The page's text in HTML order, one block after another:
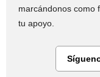
marcándonos como
tu apoyo.